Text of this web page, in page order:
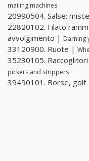
mailing machines
20990504. Salse:
22820102. Filato
avvolgimento | Darning
33120900. Ruote |
35230105.
pickers and strippers
39490101. Borse, golf